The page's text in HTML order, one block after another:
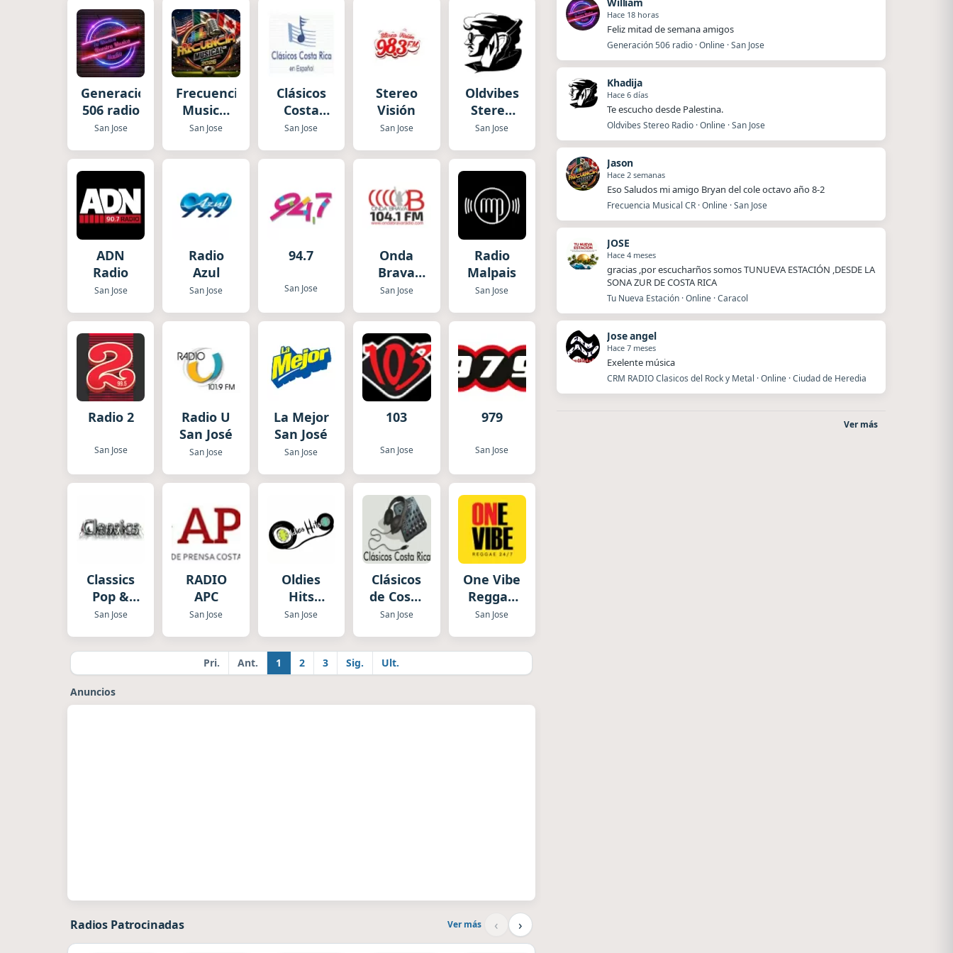
Generación
506 radio
San Jose
Frecuencia
Musical
CR
San Jose
Clásicos
Costa
Rica en
San Jose
Stereo
Visión
San Jose
Oldvibes
Stereo
Radio
San Jose
ADN
Radio
San Jose
Radio
Azul
San Jose
94.7
San Jose
Onda
Brava
Radio
Internacional
San Jose
Radio
Malpais
San Jose
Radio 2
San Jose
Radio U
San José
San Jose
La Mejor
San José
San Jose
103
San Jose
979
San Jose
Classics
Pop &
Rock
San Jose
RADIO
APC
San Jose
Oldies
Hits
Español
San Jose
Clásicos
de Costa
Rica
San Jose
One Vibe
Reggae
Station
San Jose
Pri. Ant. 1 2 3 Sig. Ult.
Anuncios
Radios Patrocinadas Ver más ‹ ›
Hace 18 horas
Feliz mitad de semana amigos
Generación 506 radio · Online · San Jose
Khadija
Hace 6 días
Te escucho desde Palestina.
Oldvibes Stereo Radio · Online · San Jose
Jason
Hace 2 semanas
Eso Saludos mi amigo Bryan del cole octavo año 8-2
Frecuencia Musical CR · Online · San Jose
JOSE
Hace 4 meses
gracias ,por escucharños somos TUNUEVA ESTACIÓN ,DESDE LA
SONA ZUR DE COSTA RICA
Tu Nueva Estación · Online · Caracol
Jose angel
Hace 7 meses
Exelente música
CRM RADIO Clasicos del Rock y Metal · Online · Ciudad de Heredia
Ver más